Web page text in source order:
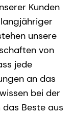
Kunden
unsere
von
jede
an das
bei der
das Beste aus